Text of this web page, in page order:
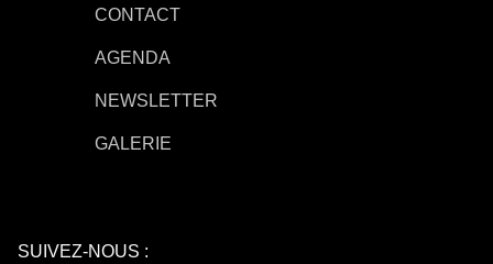
CONTACT
AGENDA
NEWSLETTER
GALERIE
SUIVEZ-NOUS :